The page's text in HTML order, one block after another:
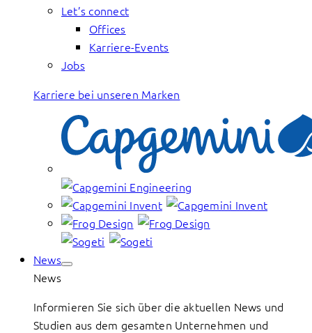
Let’s connect
Offices
Karriere-Events
Jobs
Karriere bei unseren Marken
News
News
Informieren Sie sich über die aktuellen News und
Studien aus dem gesamten Unternehmen und